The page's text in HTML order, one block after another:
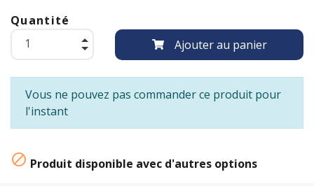
Quantité
Ajouter au panier
Vous ne pouvez pas commander ce produit pour
l'instant
 Produit disponible avec d'autres options